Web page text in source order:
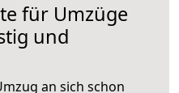
für Umzüge
und
an sich schon